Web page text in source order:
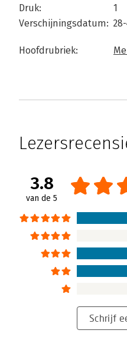
Druk:
1
Verschijningsdatum:
Hoofdrubriek:
3.8
van de 5
Schrijf